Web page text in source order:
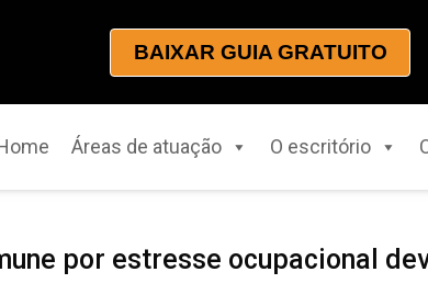
BAIXAR GUIA GRATUITO
Áreas de atuação O escritório
por estresse ocupacional